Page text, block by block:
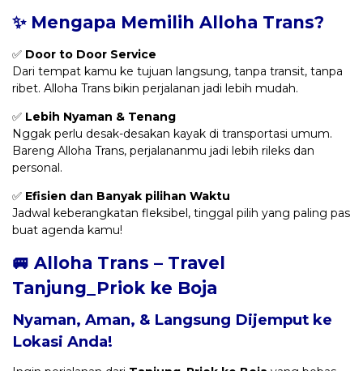
✨ Mengapa Memilih Alloha Trans?
✅ Door to Door Service
Dari tempat kamu ke tujuan langsung, tanpa transit, tanpa
ribet. Alloha Trans bikin perjalanan jadi lebih mudah.
✅ Lebih Nyaman & Tenang
Nggak perlu desak-desakan kayak di transportasi umum.
Bareng Alloha Trans, perjalananmu jadi lebih rileks dan
personal.
✅ Efisien dan Banyak pilihan Waktu
Jadwal keberangkatan fleksibel, tinggal pilih yang paling pas
buat agenda kamu!
🚐 Alloha Trans – Travel
Tanjung_Priok ke Boja
Nyaman, Aman, & Langsung Dijemput ke
Lokasi Anda!